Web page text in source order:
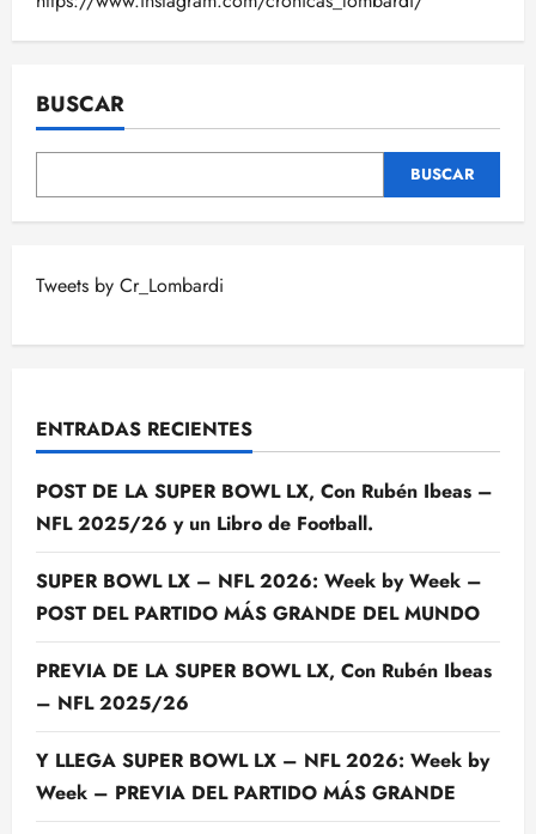
BUSCAR
BUSCAR
Tweets by Cr_Lombardi
ENTRADAS RECIENTES
POST DE LA SUPER BOWL LX, Con Rubén Ibeas –
NFL 2025/26 y un Libro de Football.
SUPER BOWL LX – NFL 2026: Week by Week –
POST DEL PARTIDO MÁS GRANDE DEL MUNDO
PREVIA DE LA SUPER BOWL LX, Con Rubén Ibeas
– NFL 2025/26
Y LLEGA SUPER BOWL LX – NFL 2026: Week by
Week – PREVIA DEL PARTIDO MÁS GRANDE